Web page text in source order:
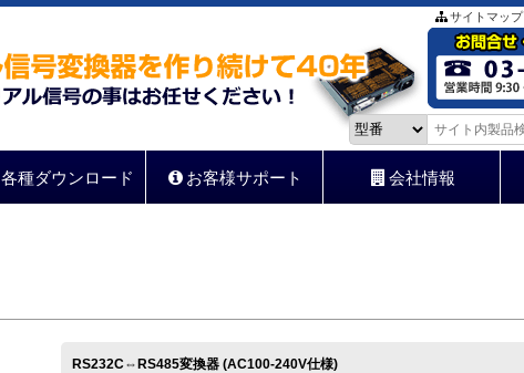
サイトマップ
各種ダウンロード お客様サポート 会社情報
RS232C⇔RS485変換器 (AC100-240V仕様)